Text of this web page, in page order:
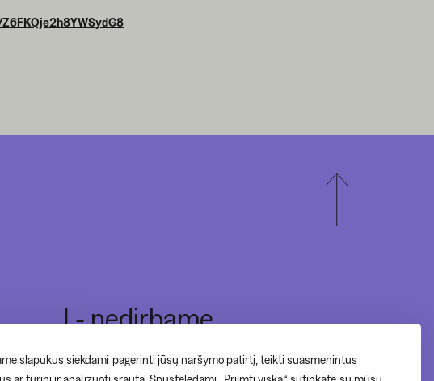
slapukus siekdami pagerinti jūsų naršymo patirtį, teikti suasmenintus
I - nedirbame
II-V 10:00-20:00